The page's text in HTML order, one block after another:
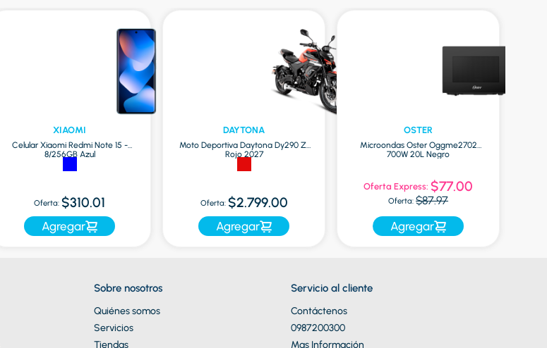
XIAOMI
Celular Xiaomi Redmi Note 15 -
8/256GB Azul
Oferta: $310.01
Agregar
DAYTONA
Moto Deportiva Daytona Dy290 Zr
Rojo 2027
Oferta: $2.799.00
Agregar
OSTER
Microondas Oster Oggme2702
700W 20L Negro
Oferta Express: $77.00
Oferta: $87.97
Agregar
Sobre nosotros
Quiénes somos
Servicios
Tiendas
Servicio al cliente
Contáctenos
0987200300
Mas Información